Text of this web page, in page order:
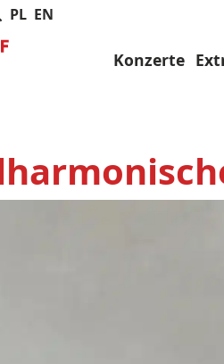
PL EN
Konzerte